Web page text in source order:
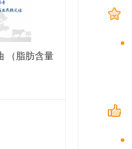
（脂肪含量